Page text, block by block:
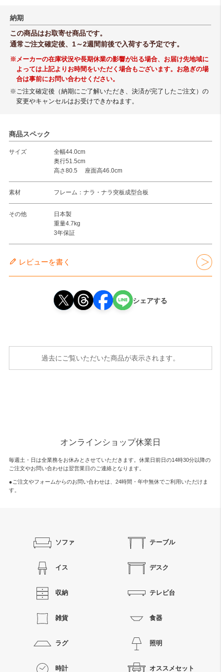
納期
この商品はお取寄せ商品です。
通常ご注文確定後、1～2週間前後で入荷する予定です。
※メーカーの在庫状況や長期休業の影響が出る場合、お届け先地域に
よっては上記よりお時間をいただく場合もございます。お急ぎの場
合は事前にお問い合わせください。
※ご注文確定後（納期にご了解いただき、決済が完了したご注文）の
変更やキャンセルはお受けできかねます。
商品スペック
サイズ
全幅44.0cm
奥行51.5cm
高さ80.5 座面高46.0cm
素材 フレーム：ナラ・ナラ突板成型合板
その他
日本製
重量4.7kg
3年保証
レビューを書く
シェアする
過去にご覧いただいた商品が表示されます。
オンラインショップ休業日
毎週土・日は全業務をお休みとさせていただきます。休業日前日の14時30分以降の
ご注文やお問い合わせは翌営業日のご連絡となります。
●ご注文やフォームからのお問い合わせは、 24時間・年中無休でご利用いただけま
す。
ソファ テーブル
イス デスク
収納 テレビ台
雑貨 食器
ラグ 照明
時計 オススメセット